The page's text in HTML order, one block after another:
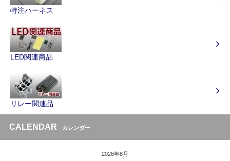
特注ハーネス
LED関連商品
リレー関連品
CALENDAR カレンダー
2026年8月